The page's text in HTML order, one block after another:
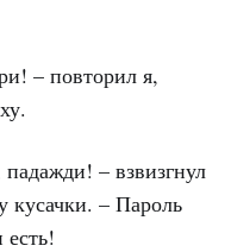
– повторил я,
– взвизгнул
кусачки. – Пароль